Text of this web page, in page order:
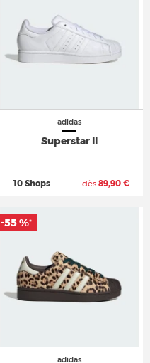
adidas
Superstar II
10 Shops dès 89,90 €
adidas
-55 %*